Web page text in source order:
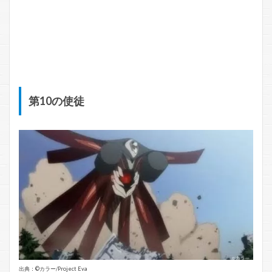
第10の使徒
出典：©️カラー/Project Eva